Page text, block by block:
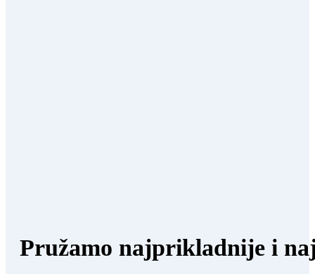
Pružamo najprikladnije i